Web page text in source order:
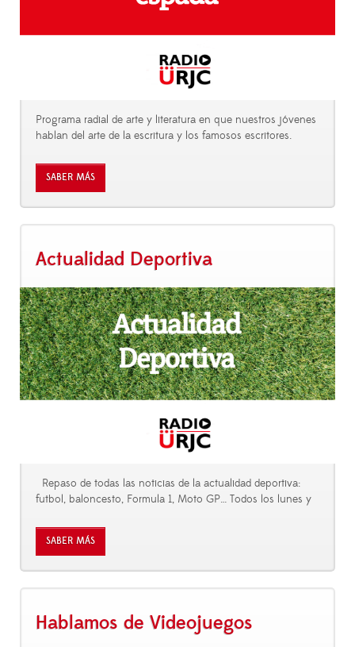
Programa radial de arte y literatura en que nuestros jóvenes
hablan del arte de la escritura y los famosos escritores.
SABER MÁS
Actualidad Deportiva
Repaso de todas las noticias de la actualidad deportiva:
futbol, baloncesto, Formula 1, Moto GP… Todos los lunes y
SABER MÁS
Hablamos de Videojuegos